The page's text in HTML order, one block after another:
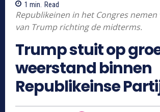
1 min. Read
Republikeinen in het Congres
van Trump richting de midterms.
Trump stuit op
weerstand binnen
Republikeinse